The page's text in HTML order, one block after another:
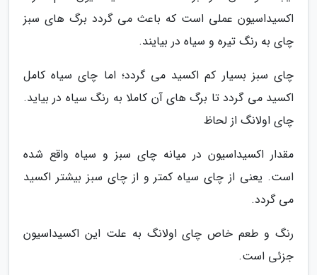
اکسیداسیون عملی است که باعث می گردد برگ های سبز
چای به رنگ تیره و سیاه در بیایند.
چای سبز بسیار کم اکسید می گردد؛ اما چای سیاه کامل
اکسید می گردد تا برگ های آن کاملا به رنگ سیاه در بیاید.
چای اولانگ از لحاظ
مقدار اکسیداسیون در میانه چای سبز و سیاه واقع شده
است. یعنی از چای سیاه کمتر و از چای سبز بیشتر اکسید
می گردد.
رنگ و طعم خاص چای اولانگ به علت این اکسیداسیون
جزئی است.